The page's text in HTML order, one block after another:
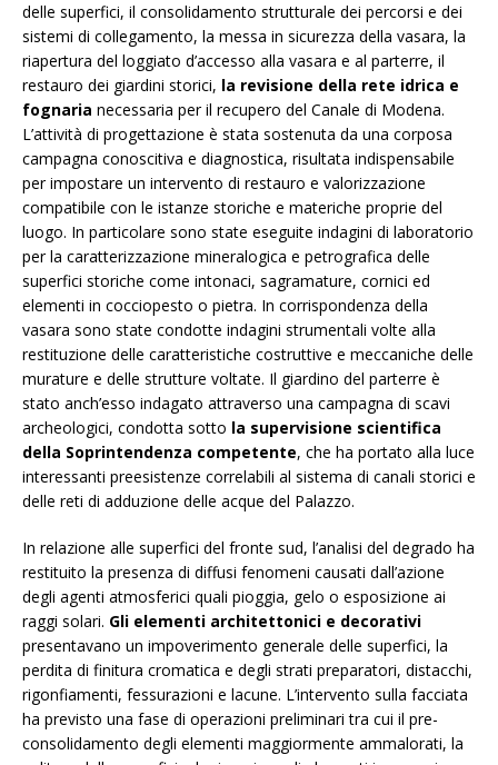
delle superfici, il consolidamento strutturale dei percorsi e dei
sistemi di collegamento, la messa in sicurezza della vasara, la
riapertura del loggiato d’accesso alla vasara e al parterre, il
restauro dei giardini storici, la revisione della rete idrica e
fognaria necessaria per il recupero del Canale di Modena.
L’attività di progettazione è stata sostenuta da una corposa
campagna conoscitiva e diagnostica, risultata indispensabile
per impostare un intervento di restauro e valorizzazione
compatibile con le istanze storiche e materiche proprie del
luogo. In particolare sono state eseguite indagini di laboratorio
per la caratterizzazione mineralogica e petrografica delle
superfici storiche come intonaci, sagramature, cornici ed
elementi in cocciopesto o pietra. In corrispondenza della
vasara sono state condotte indagini strumentali volte alla
restituzione delle caratteristiche costruttive e meccaniche delle
murature e delle strutture voltate. Il giardino del parterre è
stato anch’esso indagato attraverso una campagna di scavi
archeologici, condotta sotto la supervisione scientifica
della Soprintendenza competente, che ha portato alla luce
interessanti preesistenze correlabili al sistema di canali storici e
delle reti di adduzione delle acque del Palazzo.
In relazione alle superfici del fronte sud, l’analisi del degrado ha
restituito la presenza di diffusi fenomeni causati dall’azione
degli agenti atmosferici quali pioggia, gelo o esposizione ai
raggi solari. Gli elementi architettonici e decorativi
presentavano un impoverimento generale delle superfici, la
perdita di finitura cromatica e degli strati preparatori, distacchi,
rigonfiamenti, fessurazioni e lacune. L’intervento sulla facciata
ha previsto una fase di operazioni preliminari tra cui il pre-
consolidamento degli elementi maggiormente ammalorati, la